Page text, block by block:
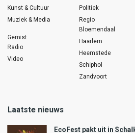
Kunst & Cultuur
Muziek & Media
Gemist
Radio
Video
Politiek
Regio
Bloemendaal
Haarlem
Heemstede
Schiphol
Zandvoort
Laatste nieuws
EcoFest pakt uit in